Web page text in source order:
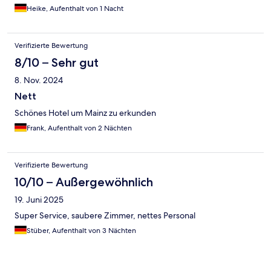
Heike, Aufenthalt von 1 Nacht
Verifizierte Bewertung
8/10 – Sehr gut
8. Nov. 2024
Nett
Schönes Hotel um Mainz zu erkunden
Frank, Aufenthalt von 2 Nächten
Verifizierte Bewertung
10/10 – Außergewöhnlich
19. Juni 2025
Super Service, saubere Zimmer, nettes Personal
Stüber, Aufenthalt von 3 Nächten